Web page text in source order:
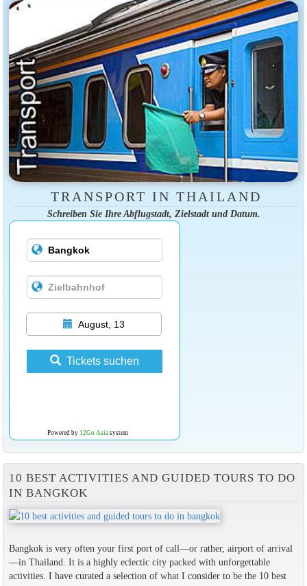
TRANSPORT IN THAILAND
Schreiben Sie Ihre Abflugstadt, Zielstadt und Datum.
August, 13
Tickets suchen
Powered by 12Go Asiasystem
10 BEST ACTIVITIES AND GUIDED TOURS TO DO
IN BANGKOK
Bangkok is very often your first port of call—or rather, airport of arrival
—in Thailand. It is a highly eclectic city packed with unforgettable
activities. I have curated a selection of what I consider to be the 10 best